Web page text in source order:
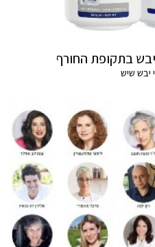
בתקופת החורף
יבש שיש